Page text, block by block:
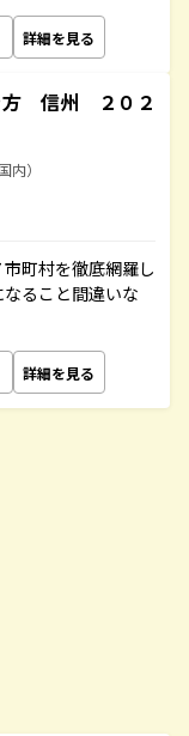
詳細を見る
方 信州 ２０２
内）
町村を徹底網羅し
ること間違いな
詳細を見る